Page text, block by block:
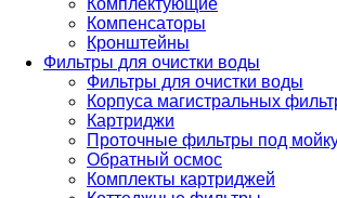
Комплектующие
Компенсаторы
Кронштейны
Фильтры для очистки воды
Фильтры для очистки воды
Корпуса магистральных
Картриджи
Проточные фильтры под
Обратный осмос
Комплекты картриджей